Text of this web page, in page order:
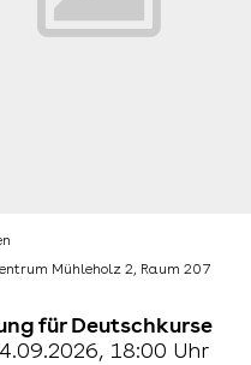
Mühleholz 2, Raum 207
für Deutschkurse
18:00 Uhr